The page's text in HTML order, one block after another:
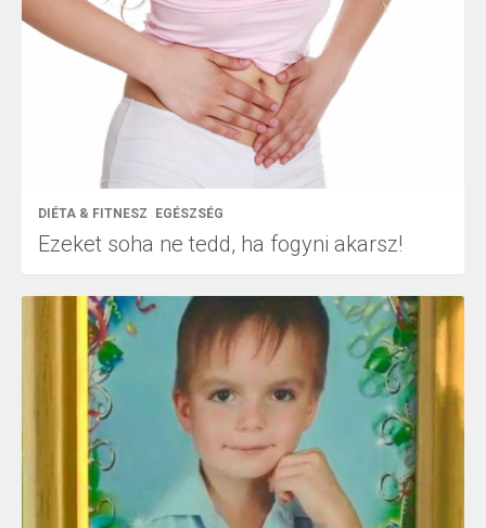
DIÉTA & FITNESZ EGÉSZSÉG
Ezeket soha ne tedd, ha fogyni akarsz!